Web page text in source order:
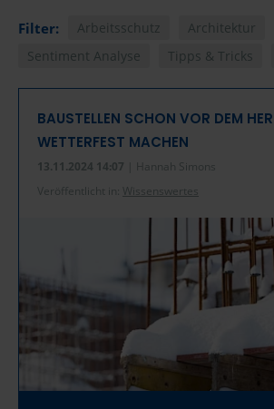
Filter: Arbeitsschutz Architektur
Sentiment Analyse
Tipps & Tricks
BAUSTELLEN SCHON VOR DEM
WETTERFEST MACHEN
13.11.2024 14:07
| Hannah Simons
Veröffentlicht in: Wissenswertes